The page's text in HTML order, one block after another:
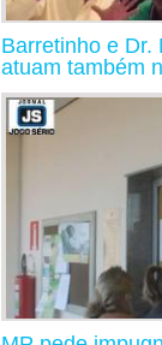
Barretinho e Dr.
atuam também